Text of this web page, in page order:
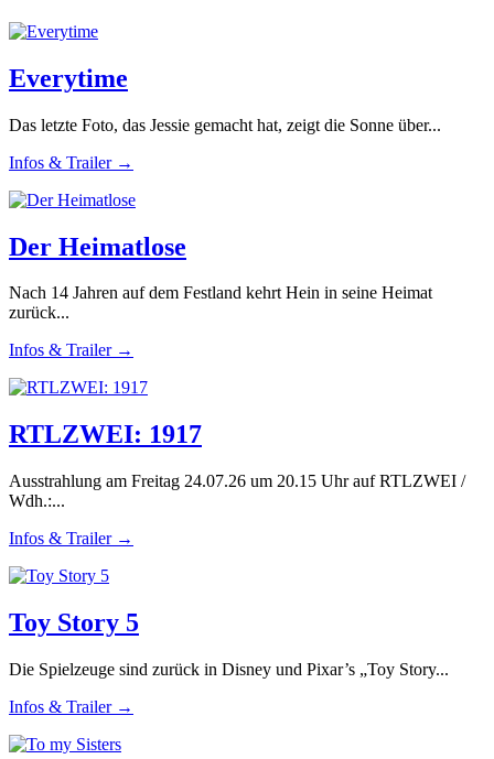
Everytime
Das letzte Foto, das Jessie gemacht hat, zeigt die Sonne über...
Infos & Trailer →
Der Heimatlose
Nach 14 Jahren auf dem Festland kehrt Hein in seine Heimat
zurück...
Infos & Trailer →
RTLZWEI: 1917
Ausstrahlung am Freitag 24.07.26 um 20.15 Uhr auf RTLZWEI /
Wdh.:...
Infos & Trailer →
Toy Story 5
Die Spielzeuge sind zurück in Disney und Pixar’s „Toy Story...
Infos & Trailer →